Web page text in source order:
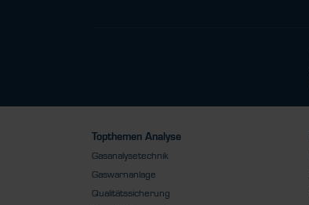
Topthemen Analyse
Gasanalysetechnik
Gaswarnanlage
Qualitätssicherung